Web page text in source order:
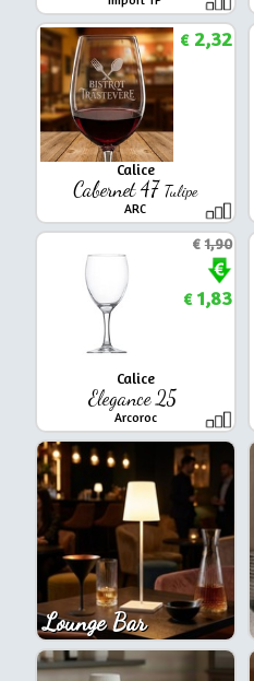
Calice
Cabernet 47 Tulipe
ARC
€2,32
Calice
Elegance 25
Arcoroc
€1,90
€1,83
Lounge Bar